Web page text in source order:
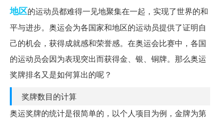
地区的运动员都难得一见地聚集在一起，实现了世界的和
平与进步。奥运会为各国家和地区的运动员提供了证明自
己的机会，获得成就感和荣誉感。在奥运会比赛中，各国
的运动员会因为表现突出而获得金、银、铜牌。那么奥运
奖牌排名又是如何算出的呢？
奖牌数目的计算
奥运奖牌的统计是很简单的，以个人项目为例，金牌为第